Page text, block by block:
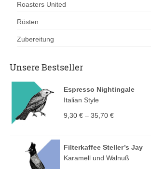
Roasters United
Rösten
Zubereitung
Unsere Bestseller
Espresso Nightingale
Italian Style
9,30 € – 35,70 €
Filterkaffee Steller’s Jay
Karamell und Walnuß